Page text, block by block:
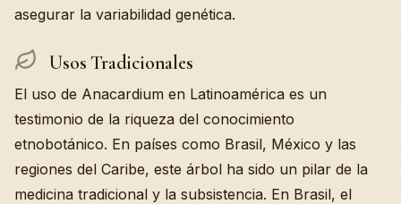
asegurar la variabilidad genética.
Usos Tradicionales
El uso de Anacardium en Latinoamérica es un
testimonio de la riqueza del conocimiento
etnobotánico. En países como Brasil, México y las
regiones del Caribe, este árbol ha sido un pilar de la
medicina tradicional y la subsistencia. En Brasil, el